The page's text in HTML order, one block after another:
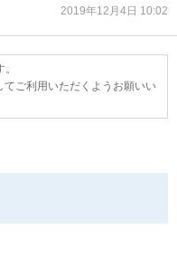
2019年12月4日 10:02
てご利用いただくようお願いい